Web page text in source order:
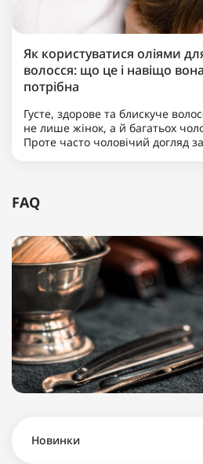
Як користуватися оліями
волосся: що це і навіщо вона
потрібна
Густе, здорове та блискуче
не лише жінок, а й багатьох
Проте часто чоловічий догляд
вирішити такі пробле..
FAQ
Новинки